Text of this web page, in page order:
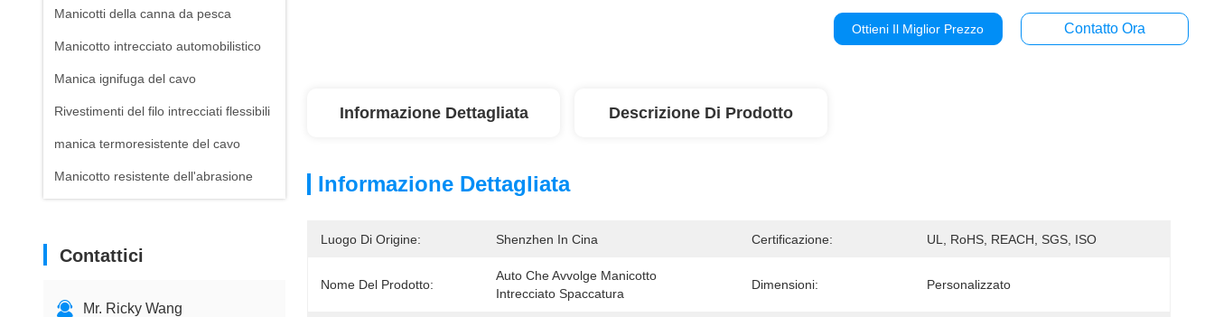
Manicotti della canna da pesca
Manicotto intrecciato automobilistico
Manica ignifuga del cavo
Rivestimenti del filo intrecciati flessibili
manica termoresistente del cavo
Manicotto resistente dell'abrasione
Contattici
Mr. Ricky Wang
Ottieni Il Miglior Prezzo Contatto Ora
Informazione Dettagliata Descrizione Di Prodotto
Informazione Dettagliata
Luogo Di Origine: Shenzhen In Cina Certificazione: UL, RoHS, REACH, SGS, ISO
Nome Del Prodotto:
Auto Che Avvolge Manicotto
Intrecciato Spaccatura
Dimensioni: Personalizzato